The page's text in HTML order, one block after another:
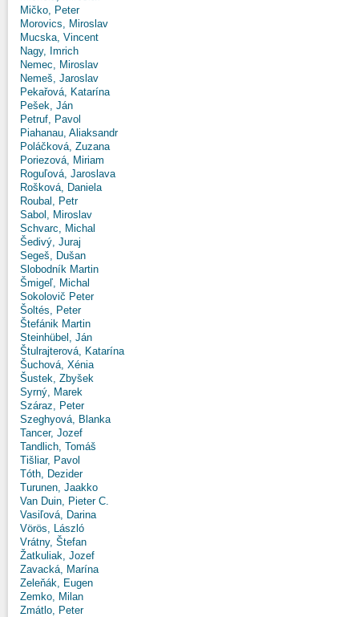
Mičko, Peter
Morovics, Miroslav
Mucska, Vincent
Nagy, Imrich
Nemec, Miroslav
Nemeš, Jaroslav
Pekařová, Katarína
Pešek, Ján
Petruf, Pavol
Piahanau, Aliaksandr
Poláčková, Zuzana
Poriezová, Miriam
Roguľová, Jaroslava
Rošková, Daniela
Roubal, Petr
Sabol, Miroslav
Schvarc, Michal
Šedivý, Juraj
Segeš, Dušan
Slobodník Martin
Šmigeľ, Michal
Sokolovič Peter
Šoltés, Peter
Štefánik Martin
Steinhübel, Ján
Štulrajterová, Katarína
Šuchová, Xénia
Šustek, Zbyšek
Syrný, Marek
Száraz, Peter
Szeghyová, Blanka
Tancer, Jozef
Tandlich, Tomáš
Tišliar, Pavol
Tóth, Dezider
Turunen, Jaakko
Van Duin, Pieter C.
Vasiľová, Darina
Vörös, László
Vrátny, Štefan
Žatkuliak, Jozef
Zavacká, Marína
Zeleňák, Eugen
Zemko, Milan
Zmátlo, Peter